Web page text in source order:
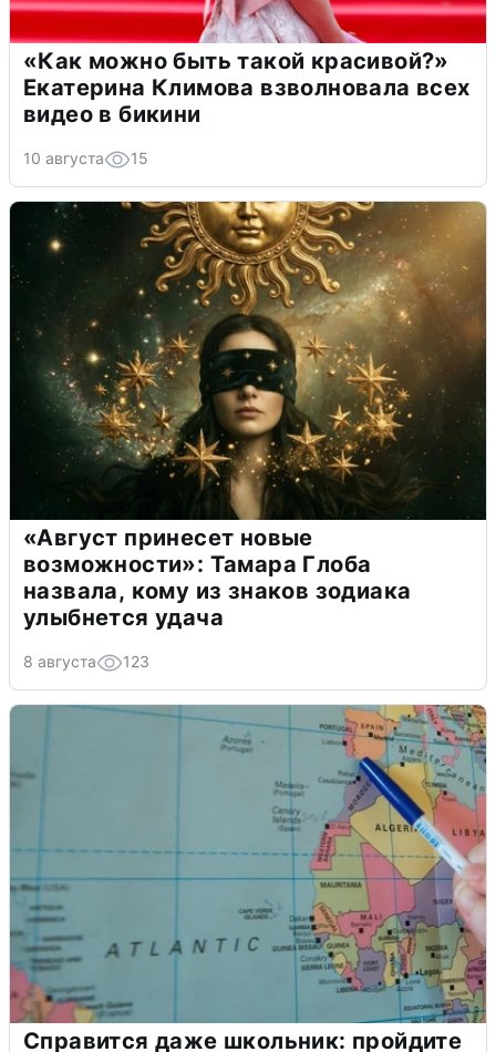
«Как можно быть такой красивой?»
Екатерина Климова взволновала всех
видео в бикини
10 августа 15
«Август принесет новые
возможности»: Тамара Глоба
назвала, кому из знаков зодиака
улыбнется удача
8 августа 123
Справится даже школьник: пройдите